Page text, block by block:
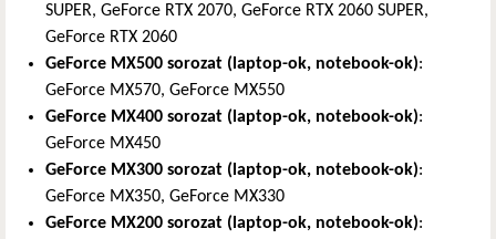
SUPER, GeForce RTX 2070, GeForce RTX 2060 SUPER,
GeForce RTX 2060
GeForce MX500 sorozat (laptop-ok, notebook-ok):
GeForce MX570, GeForce MX550
GeForce MX400 sorozat (laptop-ok, notebook-ok):
GeForce MX450
GeForce MX300 sorozat (laptop-ok, notebook-ok):
GeForce MX350, GeForce MX330
GeForce MX200 sorozat (laptop-ok, notebook-ok):